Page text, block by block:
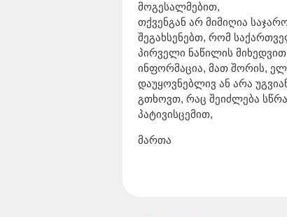
მოგესალმებით,
თქვენგან არ მიმიღია
შეგახსენებთ, რომ
პირველი ნაწილის
ინფორმაცია, მათ შორის,
დაუყოვნებლივ ან არა
გთხოვთ, რაც შეიძლება
პატივისცემით,
მართა